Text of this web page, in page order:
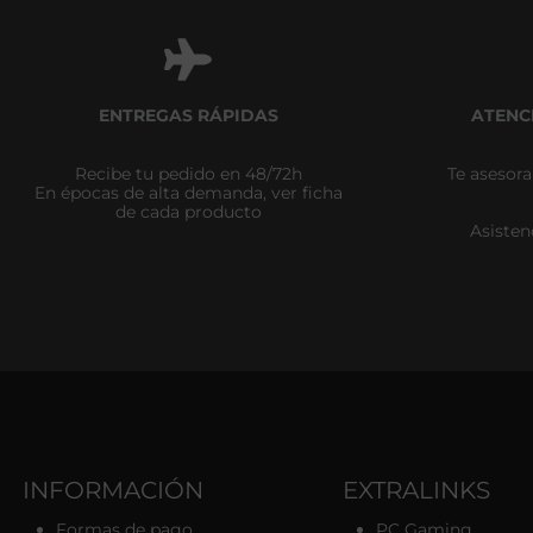
ENTREGAS RÁPIDAS
Recibe tu pedido en 48/72h
En épocas de alta demanda, ver ficha
de cada producto
Te
INFORMACIÓN EXTRALINKS